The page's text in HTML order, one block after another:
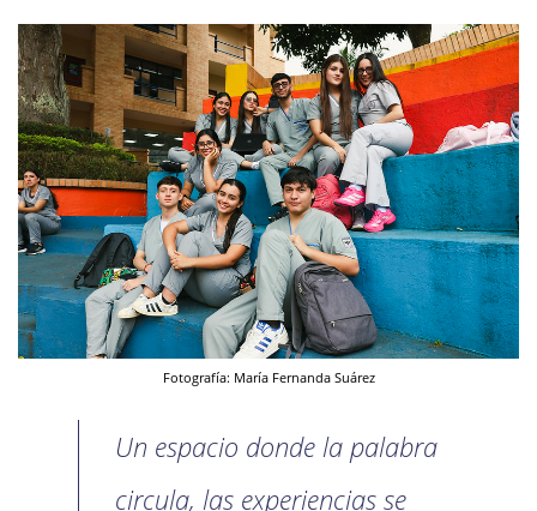
Fotografía: María Fernanda Suárez
Un espacio donde la palabra
circula, las experiencias se